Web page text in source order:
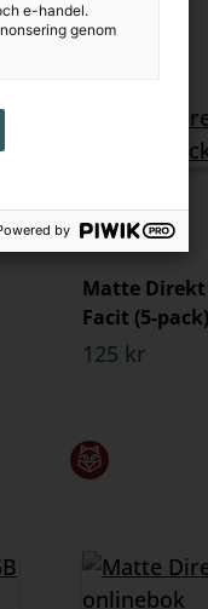
Matte Direkt
Facit (5-pack)
125 kr
e-handel.
genom
by